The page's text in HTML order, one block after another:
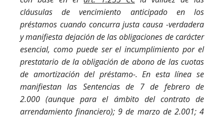
cláusulas de vencimiento anticipado en los
préstamos cuando concurra justa causa -verdadera
y manifiesta dejación de las obligaciones de carácter
esencial, como puede ser el incumplimiento por el
prestatario de la obligación de abono de las cuotas
de amortización del préstamo-. En esta línea se
manifiestan las Sentencias de 7 de febrero de
2.000 (aunque para el ámbito del contrato de
arrendamiento financiero); 9 de marzo de 2.001; 4